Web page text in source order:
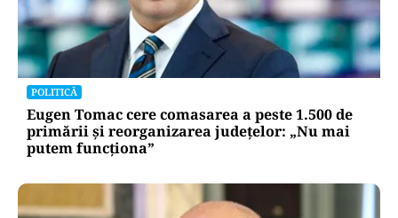
POLITICĂ
Eugen Tomac cere comasarea a peste 1.500 de
primării și reorganizarea județelor: „Nu mai
putem funcționa”